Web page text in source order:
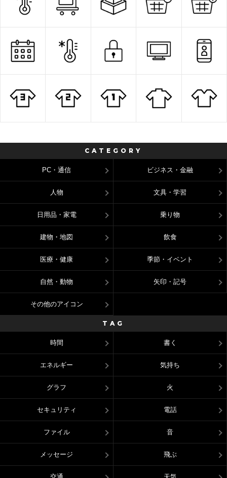
CATEGORY
PC・通信 ビジネス・金融
人物 文具・学習
日用品・家電 乗り物
建物・地図 飲食
医療・健康 季節・イベント
自然・動物 矢印・記号
その他のアイコン
TAG
時間 書く
エネルギー 気持ち
グラフ 火
セキュリティ 電話
ファイル 音
メッセージ 飛ぶ